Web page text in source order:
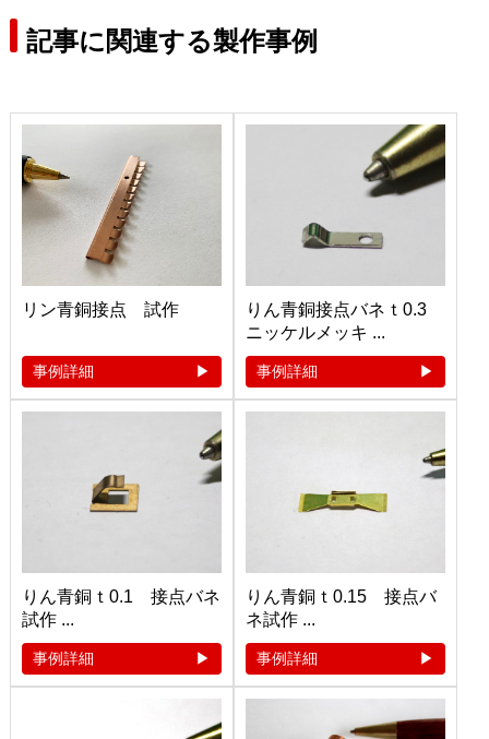
記事に関連する製作事例
リン青銅接点 試作
事例詳細
りん青銅接点バネｔ0.3
ニッケルメッキ ...
事例詳細
りん青銅ｔ0.1 接点バネ
試作 ...
事例詳細
りん青銅ｔ0.15 接点バ
ネ試作 ...
事例詳細